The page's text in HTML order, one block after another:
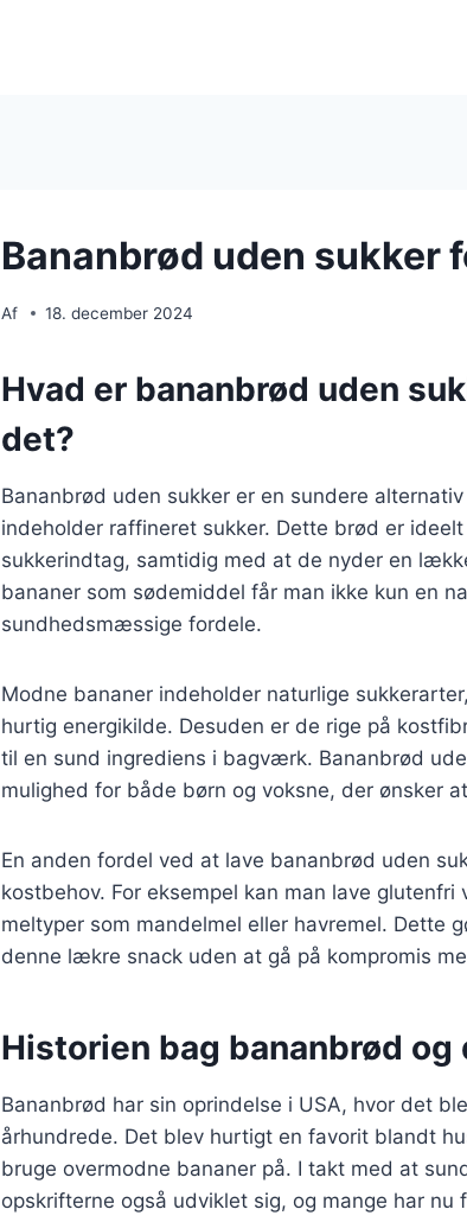
Bananbrød uden sukker
Af 18. december 2024
Hvad er bananbrød uden
det?
Bananbrød uden sukker er en sundere
indeholder raffineret sukker. Dette brød er
sukkerindtag, samtidig med at de nyder en
bananer som sødemiddel får man ikke kun en
sundhedsmæssige fordele.
Modne bananer indeholder naturlige
hurtig energikilde. Desuden er de rige på
til en sund ingrediens i bagværk. Bananbrød
mulighed for både børn og voksne, der ønsker
En anden fordel ved at lave bananbrød uden
kostbehov. For eksempel kan man lave
meltyper som mandelmel eller havremel. Dette
denne lækre snack uden at gå på kompromis
Historien bag bananbrød
Bananbrød har sin oprindelse i USA, hvor det
århundrede. Det blev hurtigt en favorit blandt
bruge overmodne bananer på. I takt med at
opskrifterne også udviklet sig, og mange har